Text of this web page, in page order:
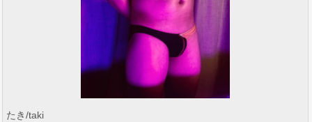
たき/taki